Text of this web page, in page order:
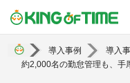
導入事例 導入